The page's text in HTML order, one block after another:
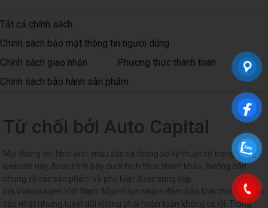
Tất cả chính sách
Chính sách bảo mật thông tin người dùng
Chính sách giao nhận
Phương thức thanh toán
Chính sách bảo hành sản phẩm
Từ chối bởi Auto Capital
Mọi thông tin, hình ảnh, màu sắc và thông số kỹ thuật có trong trang
website này được trình bày dưới hình thức tham khảo, hướng dẫn
chung về các sản phẩm và phụ kiện được cung cấp
bởi Volkswagen Việt Nam. Mọi nỗ lực nhằm đảm bảo tính chính xác và
cập nhật nhưng tuyệt đối không phải hoàn toàn không có lỗi. Trong